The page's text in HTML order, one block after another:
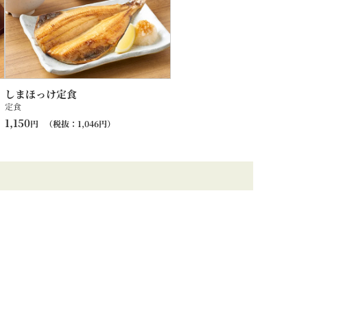
しまほっけ定食
定食
1,150円 （税抜： 1,046円）